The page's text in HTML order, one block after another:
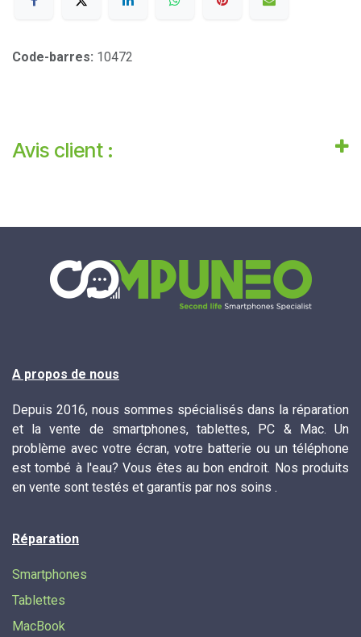
Code-barres: 10472
Avis client :
A propos de nous
Depuis 2016, nous sommes spécialisés dans la réparation
et la vente de smartphones, tablettes, PC & Mac. Un
problème avec votre écran, votre batterie ou un téléphone
est tombé à l'eau? Vous êtes au bon endroit. Nos produits
en vente sont testés et garantis par nos soins .
Réparation
Smartphones
Tablettes
MacBook